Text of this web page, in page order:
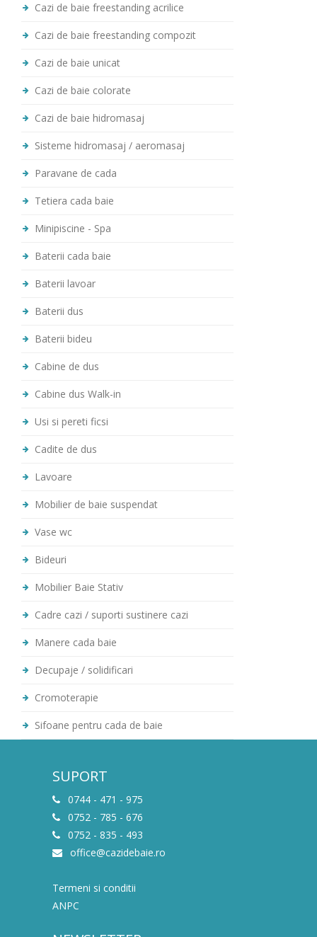
Cazi de baie freestanding acrilice
Cazi de baie freestanding compozit
Cazi de baie unicat
Cazi de baie colorate
Cazi de baie hidromasaj
Sisteme hidromasaj / aeromasaj
Paravane de cada
Tetiera cada baie
Minipiscine - Spa
Baterii cada baie
Baterii lavoar
Baterii dus
Baterii bideu
Cabine de dus
Cabine dus Walk-in
Usi si pereti ficsi
Cadite de dus
Lavoare
Mobilier de baie suspendat
Vase wc
Bideuri
Mobilier Baie Stativ
Cadre cazi / suporti sustinere cazi
Manere cada baie
Decupaje / solidificari
Cromoterapie
Sifoane pentru cada de baie
SUPORT
0744 - 471 - 975
0752 - 785 - 676
0752 - 835 - 493
office@cazidebaie.ro
Termeni si conditii
ANPC